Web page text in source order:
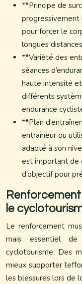
**Principe de
progressivement
pour forcer le
longues
**Variété des
séances
haute intensité
différents
endurance
**Plan
entraîneur ou
adapté à son
est important de
d’objectif pour
le
Le renforcement
mais essentiel
cyclotourisme. Des
mieux supporter
les blessures lors de